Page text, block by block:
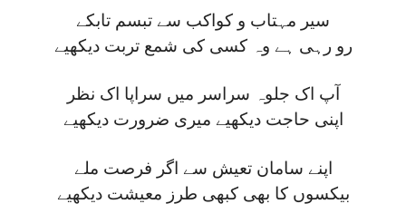
سیر مہتاب و کواکب سے تبسم تابکے
رو رہی ہے وہ کسی کی شمع تربت دیکھیے
آپ اک جلوہ سراسر میں سراپا اک نظر
اپنی حاجت دیکھیے میری ضرورت دیکھیے
اپنے سامان تعیش سے اگر فرصت ملے
بیکسوں کا بھی کبھی طرز معیشت دیکھیے